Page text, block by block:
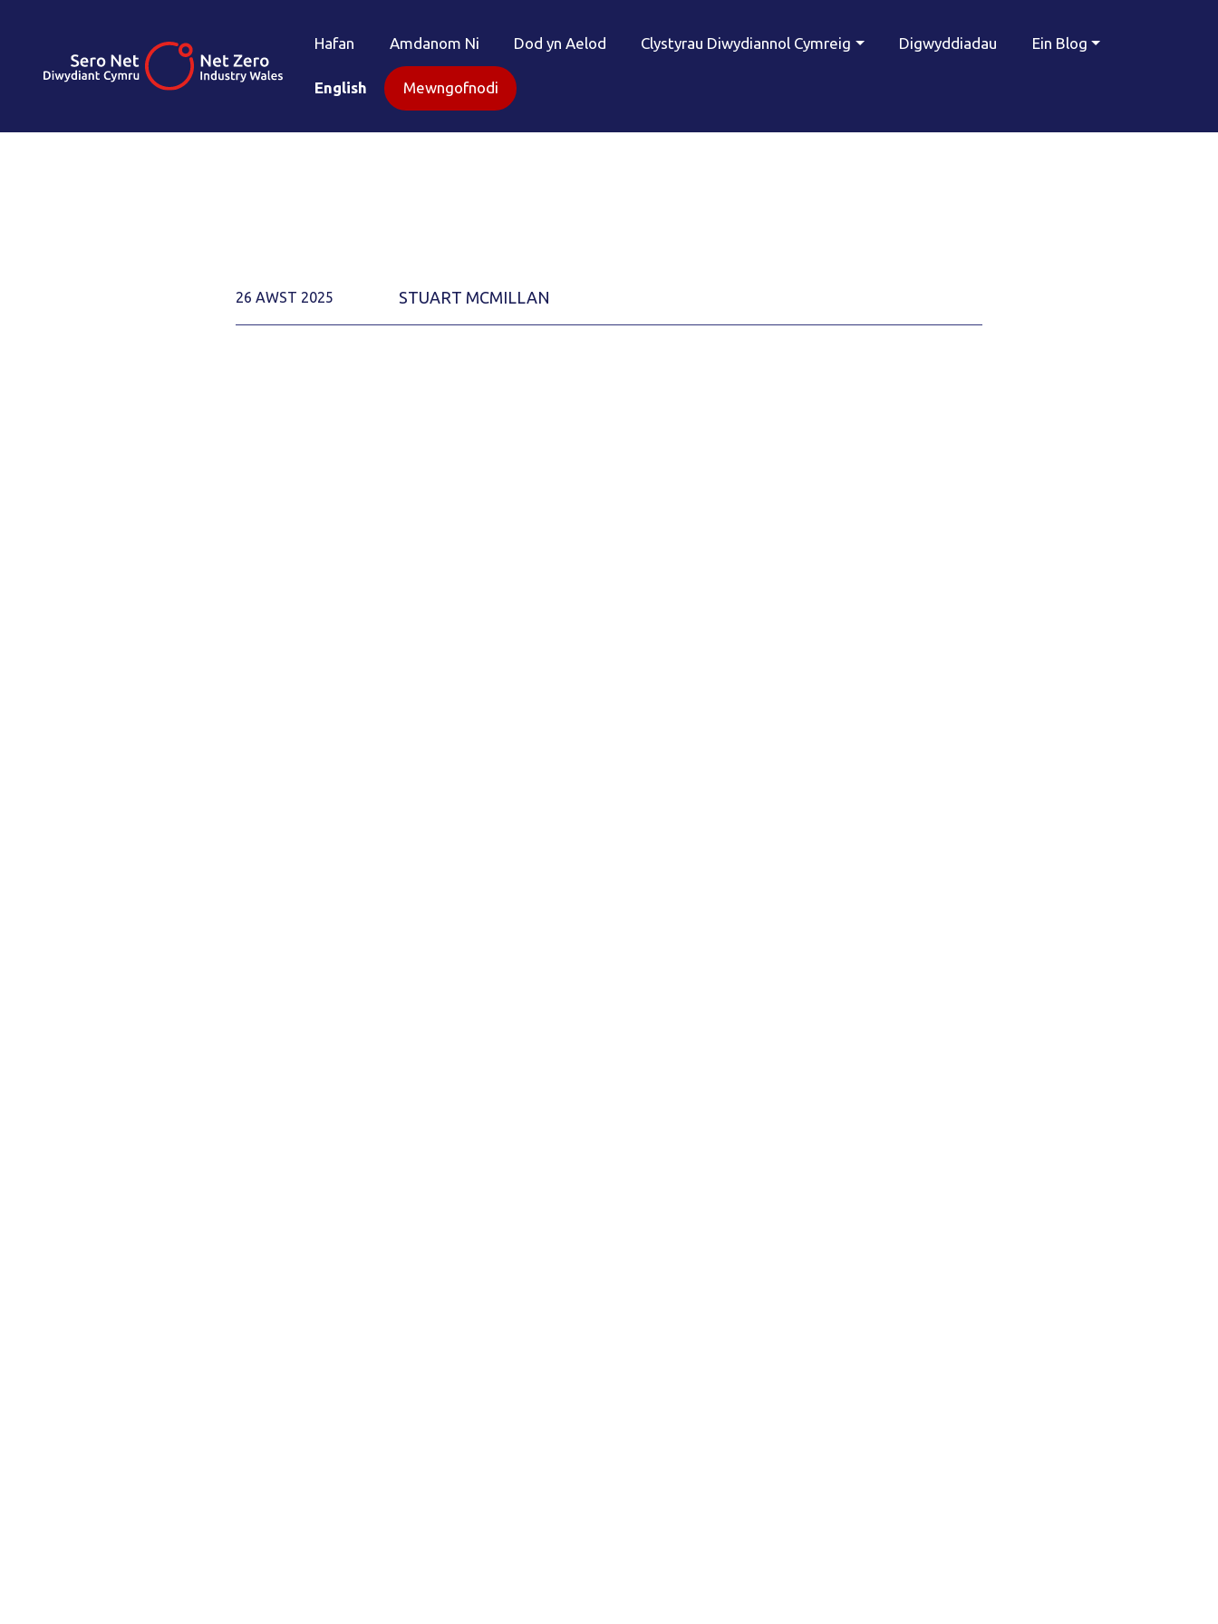
Hafan Amdanom Ni Dod yn Aelod Clystyrau Diwydiannol Cymreig Digwyddiadau Ein Blog
English Mewngofnodi
26 AWST 2025 STUART MCMILLAN